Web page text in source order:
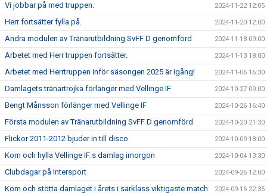
Vi jobbar på med truppen. 2024-11-22 12:05
Herr fortsätter fylla på. 2024-11-20 12:00
Andra modulen av Tränarutbildning SvFF D genomförd 2024-11-18 09:00
Arbetet med Herr truppen fortsätter. 2024-11-13 18:00
Arbetet med Herrtruppen inför säsongen 2025 är igång! 2024-11-06 16:30
Damlagets tränartrojka förlänger med Vellinge IF 2024-10-27 09:00
Bengt Månsson förlänger med Vellinge IF 2024-10-26 16:40
Första modulen av Tränarutbildning SvFF D genomförd 2024-10-20 21:30
Flickor 2011-2012 bjuder in till disco 2024-10-09 18:00
Kom och hylla Vellinge IF:s damlag imorgon 2024-10-04 13:30
Clubdagar på Intersport 2024-09-26 12:00
Kom och stötta damlaget i årets i särklass viktigaste match 2024-09-16 22:35